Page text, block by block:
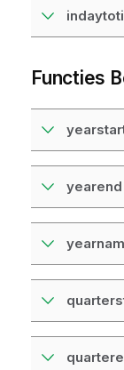
Functies
yearend